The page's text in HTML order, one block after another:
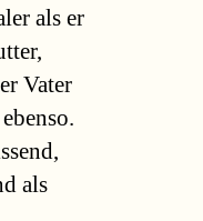
als er
Vater
als